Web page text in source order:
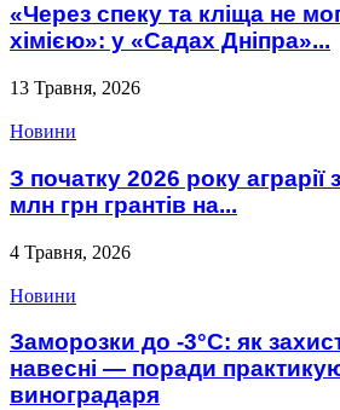
«Через спеку та кліща не
хімією»: у «Садах Дніпра»...
13 Травня, 2026
Новини
З початку 2026 року аграрії
млн грн грантів на...
4 Травня, 2026
Новини
Заморозки до -3°C: як
навесні — поради
виноградаря